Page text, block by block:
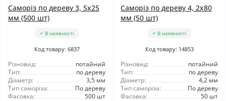
Саморіз по дереву 3, 5x25
мм (500 шт)
В наявності
Код товару: 6837
Різновид:
потайний
Тип:
по дереву
Діаметр:
3,5 мм
Тип саморіза:
По дереву
Фасовка:
500 шт
Саморіз по дереву 4, 2x80
мм (50 шт)
В наявності
Код товару: 14853
Різновид:
потайний
Тип:
по дереву
Діаметр:
4,2 мм
Тип саморіза:
По дереву
Фасовка:
50 шт